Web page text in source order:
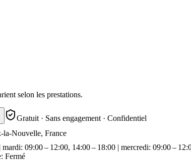
selon les prestations.
Gratuit · Sans engagement · Confidentiel
la-Nouvelle, France
09:00 – 12:00, 14:00 – 18:00 | mercredi: 09:00 –
Fermé